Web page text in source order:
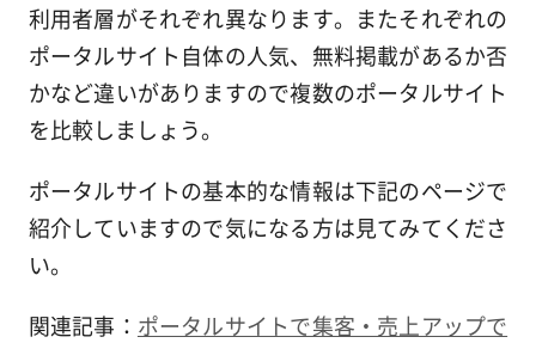
利用者層がそれぞれ異なります。またそれぞれの
ポータルサイト自体の人気、無料掲載があるか否
かなど違いがありますので複数のポータルサイト
を比較しましょう。
ポータルサイトの基本的な情報は下記のページで
紹介していますので気になる方は見てみてくださ
い。
関連記事： ポータルサイトで集客・売上アップで